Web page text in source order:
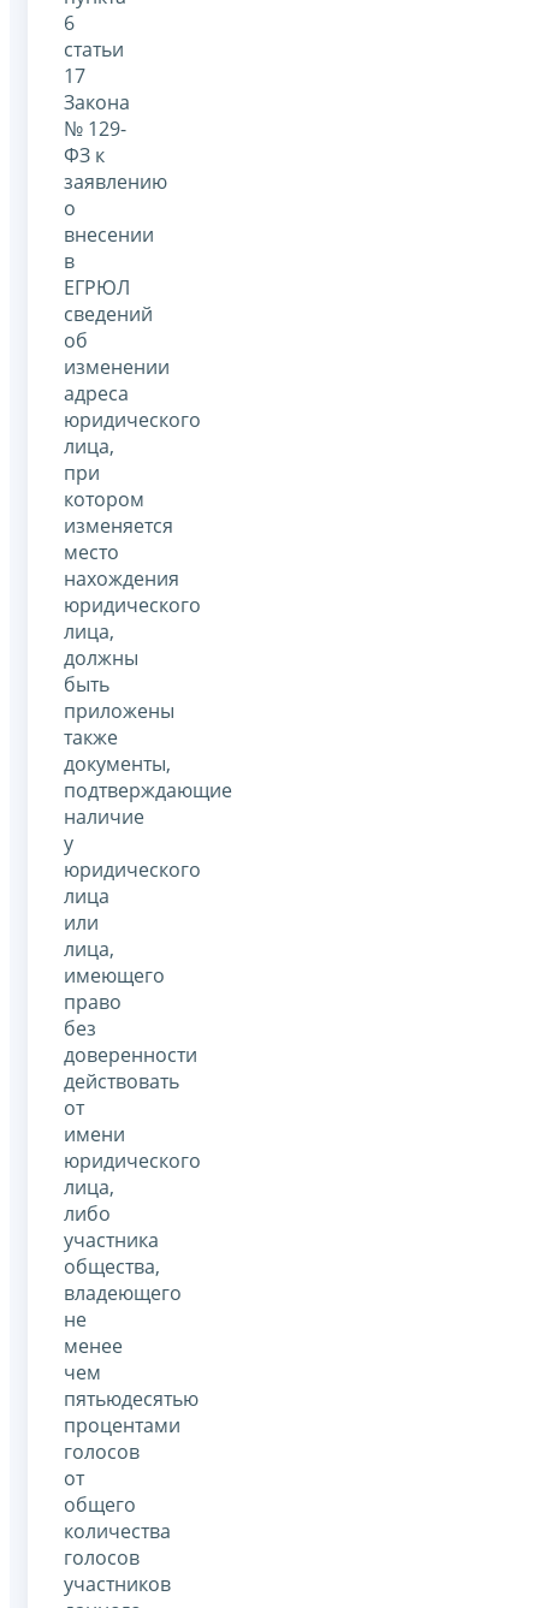
6
статьи
17
Закона
№ 129-
ФЗ к
заявлению
о
внесении
в
ЕГРЮЛ
сведений
об
изменении
адреса
юридического
лица,
при
котором
изменяется
место
нахождения
юридического
лица,
должны
быть
приложены
также
документы,
подтверждающие
наличие
у
юридического
лица
или
лица,
имеющего
право
без
доверенности
действовать
от
имени
юридического
лица,
либо
участника
общества,
владеющего
не
менее
чем
пятьюдесятью
процентами
голосов
от
общего
количества
голосов
участников